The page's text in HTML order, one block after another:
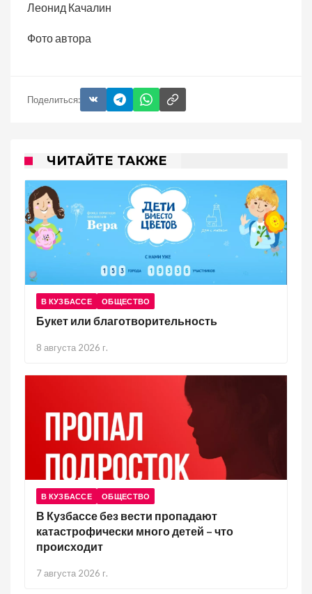
Леонид Качалин
Фото автора
Поделиться:
ЧИТАЙТЕ ТАКЖЕ
В КУЗБАССЕ ОБЩЕСТВО
Букет или благотворительность
8 августа 2026 г.
В КУЗБАССЕ ОБЩЕСТВО
В Кузбассе без вести пропадают
катастрофически много детей – что
происходит
7 августа 2026 г.